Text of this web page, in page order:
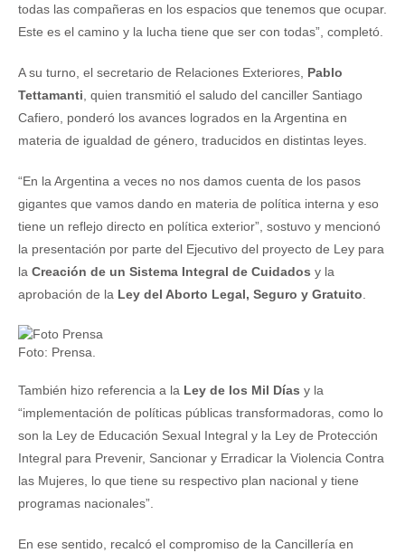
todas las compañeras en los espacios que tenemos que ocupar.
Este es el camino y la lucha tiene que ser con todas”, completó.
A su turno, el secretario de Relaciones Exteriores, Pablo
Tettamanti , quien transmitió el saludo del canciller Santiago
Cafiero, ponderó los avances logrados en la Argentina en
materia de igualdad de género, traducidos en distintas leyes.
“En la Argentina a veces no nos damos cuenta de los pasos
gigantes que vamos dando en materia de política interna y eso
tiene un reflejo directo en política exterior”, sostuvo y mencionó
la presentación por parte del Ejecutivo del proyecto de Ley para
la Creación de un Sistema Integral de Cuidados y la
aprobación de la Ley del Aborto Legal, Seguro y Gratuito
Foto: Prensa.
También hizo referencia a la Ley de los Mil Días y la
“implementación de políticas públicas transformadoras, como lo
son la Ley de Educación Sexual Integral y la Ley de Protección
Integral para Prevenir, Sancionar y Erradicar la Violencia Contra
las Mujeres, lo que tiene su respectivo plan nacional y tiene
programas nacionales”.
En ese sentido, recalcó el compromiso de la Cancillería en